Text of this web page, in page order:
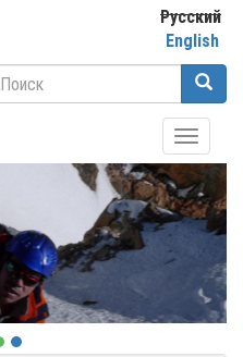
Русский
English
Форма
Toggle